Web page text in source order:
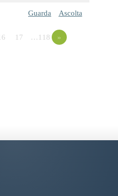
Guarda Ascolta
17 …118 »